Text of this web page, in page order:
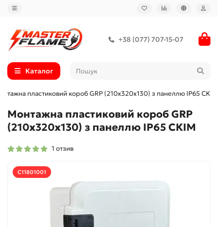
+38 (077) 707-15-07
Каталог
пластиковий короб GRP (210х320х130) з панеллю IP65 СКІМ
Монтажна пластиковий короб GRP
(210х320х130) з панеллю IP65 СКІМ
1 отзив
С11801001